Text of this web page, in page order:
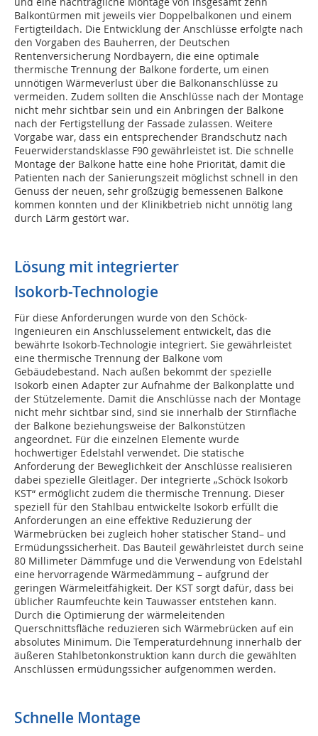
Balkontürmen mit jeweils vier Doppelbalkonen und einem
Fertigteildach. Die Entwicklung der Anschlüsse erfolgte nach
den Vorgaben des Bauherren, der Deutschen
Rentenversicherung Nordbayern, die eine optimale
thermische Trennung der Balkone forderte, um einen
unnötigen Wärmeverlust über die Balkonanschlüsse zu
vermeiden. Zudem sollten die Anschlüsse nach der Montage
nicht mehr sichtbar sein und ein Anbringen der Balkone
nach der Fertigstellung der Fassade zulassen. Weitere
Vorgabe war, dass ein entsprechender Brandschutz nach
Feuerwiderstandsklasse F90 gewährleistet ist. Die schnelle
Montage der Balkone hatte eine hohe Priorität, damit die
Patienten nach der Sanierungszeit möglichst schnell in den
Genuss der neuen, sehr großzügig bemessenen Balkone
kommen konnten und der Klinikbetrieb nicht unnötig lang
durch Lärm gestört war.
Lösung mit integrierter
Isokorb-Technologie
Für diese Anforderungen wurde von den Schöck-
Ingenieuren ein Anschlusselement entwickelt, das die
bewährte Isokorb-Technologie integriert. Sie gewährleistet
eine thermische Trennung der Balkone vom
Gebäudebestand. Nach außen bekommt der spezielle
Isokorb einen Adapter zur Aufnahme der Balkonplatte und
der Stützelemente. Damit die Anschlüsse nach der Montage
nicht mehr sichtbar sind, sind sie innerhalb der Stirnfläche
der Balkone beziehungsweise der Balkonstützen
angeordnet. Für die einzelnen Elemente wurde
hochwertiger Edelstahl verwendet. Die statische
Anforderung der Beweglichkeit der Anschlüsse realisieren
dabei spezielle Gleitlager. Der integrierte „Schöck Isokorb
KST“ ermöglicht zudem die thermische Trennung. Dieser
speziell für den Stahlbau entwickelte Isokorb erfüllt die
Anforderungen an eine effektive Reduzierung der
Wärmebrücken bei zugleich hoher statischer Stand– und
Ermüdungssicherheit. Das Bauteil gewährleistet durch seine
80 Millimeter Dämmfuge und die Verwendung von Edelstahl
eine hervorragende Wärmedämmung – aufgrund der
geringen Wärmeleitfähigkeit. Der KST sorgt dafür, dass bei
üblicher Raumfeuchte kein Tauwasser entstehen kann.
Durch die Optimierung der wärmeleitenden
Querschnittsfläche reduzieren sich Wärmebrücken auf ein
absolutes Minimum. Die Temperaturdehnung innerhalb der
äußeren Stahlbetonkonstruktion kann durch die gewählten
Anschlüssen ermüdungssicher aufgenommen werden.
Schnelle Montage